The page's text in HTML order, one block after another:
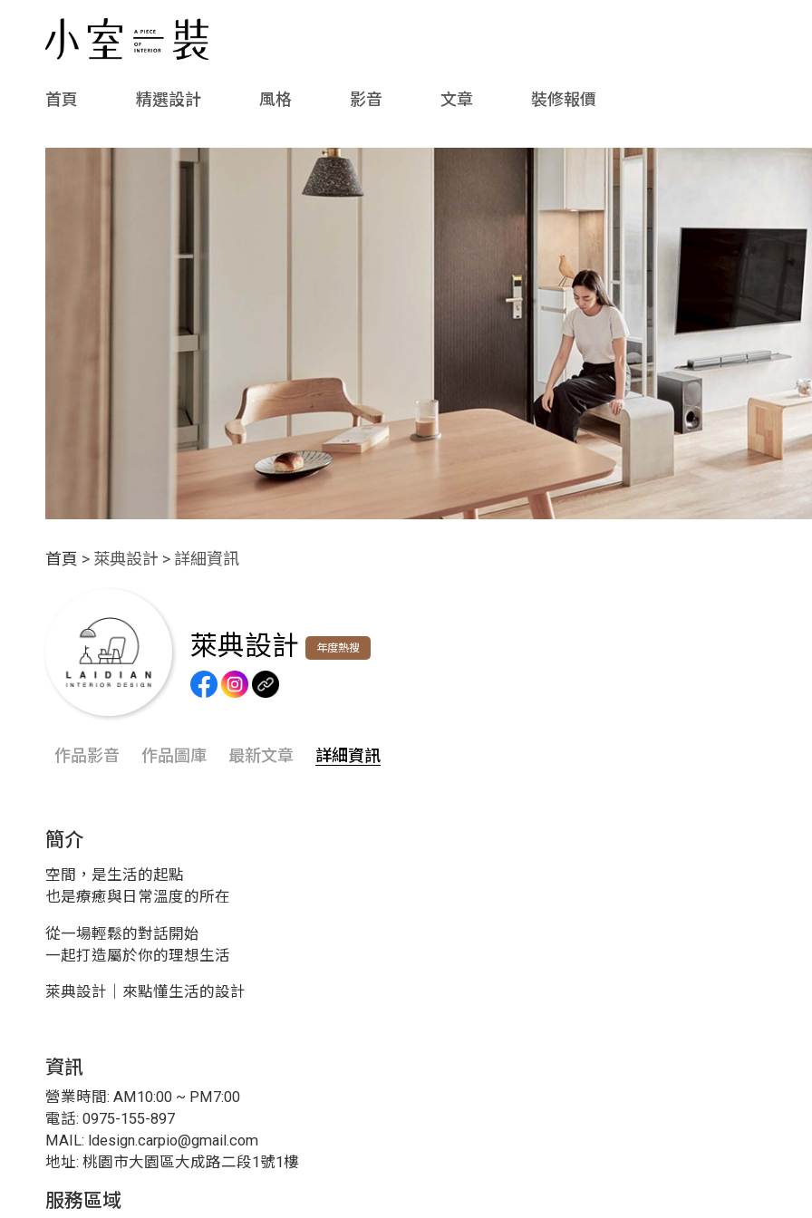
首頁 精選設計 風格 影音 文章 裝修報價
首頁 > 萊典設計 > 詳細資訊
萊典設計 年度熱搜
作品影音 作品圖庫 最新文章 詳細資訊
簡介
空間，是生活的起點
也是療癒與日常溫度的所在
從一場輕鬆的對話開始
一起打造屬於你的理想生活
萊典設計｜來點懂生活的設計
資訊
營業時間: AM10:00 ~ PM7:00
電話: 0975-155-897
MAIL: ldesign.carpio@gmail.com
地址: 桃園市大園區大成路二段1號1樓
服務區域